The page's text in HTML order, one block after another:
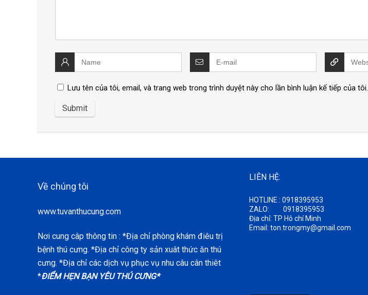
Lưu tên của tôi, email, và trang web trong trình duyệt này cho lần bình luận kế tiếp của tôi.
Về chúng tôi
www.tuvanthucung.com
Nơi cung câp thông tin : *Địa chỉ phòng khám điêu trị
bệnh thú cưng. *Địa chỉ công ty sản xuât thức ăn thú
cưng. *Địa chỉ các dịch vụ phục vụ nhu câu cân thiêt
*ĐIỂM HẸN BẠN YÊU THÚ CƯNG*
LIÊN HỆ:
HOTLINE : 0918395953
ZALO: 0918395953
Địa chỉ: TP Hô chí Minh
Email: ton.trongmy@gmail.com